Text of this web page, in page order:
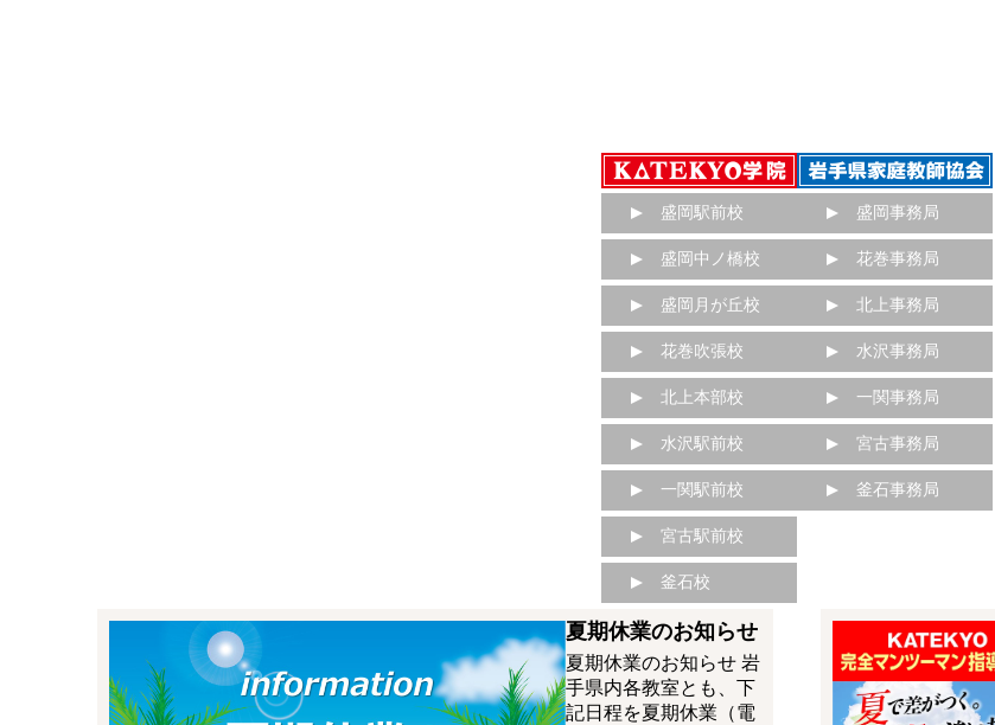
盛岡駅前校
盛岡中ノ橋校
盛岡月が丘校
花巻吹張校
北上本部校
水沢駅前校
一関駅前校
宮古駅前校
釜石校
盛岡事務局
花巻事務局
北上事務局
水沢事務局
一関事務局
宮古事務局
釜石事務局
夏期休業のお知らせ
夏期休業のお知らせ 岩
手県内各教室とも、下
記日程を夏期休業（電